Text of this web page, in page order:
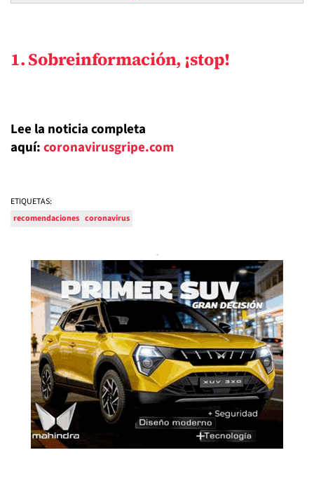
1. Sobreinformación, ¡stop!
Lee la noticia completa
aquí:coronavirusgripe.com
ETIQUETAS:
recomendaciones coronavirus